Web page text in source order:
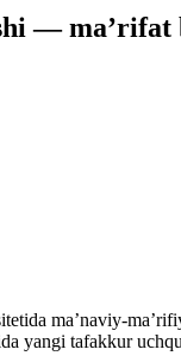
— ma’rifat
ma’naviy-
yangi tafakkur